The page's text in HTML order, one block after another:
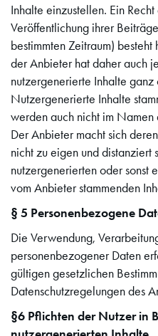
Inhalte einzustellen. Ein
Veröffentlichung ihrer
bestimmten Zeitraum)
der Anbieter hat daher auch
nutzergenerierte Inhalte
Nutzergenerierte Inhalte
werden auch nicht im
Der Anbieter macht sich
nicht zu eigen und distanziert
nutzergenerierten oder sonst
vom Anbieter stammenden
§ 5 Personenbezogene
Die Verwendung,
personenbezogener Daten
gültigen gesetzlichen
Datenschutzregelungen des
§6 Pflichten der Nutzer in